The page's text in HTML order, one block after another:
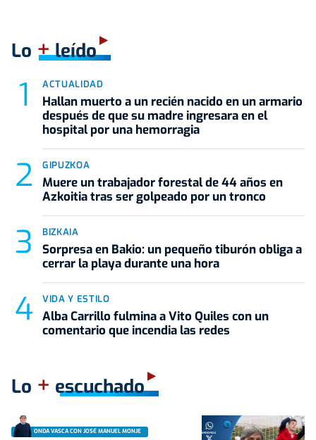
Lo +leído
ACTUALIDAD
Hallan muerto a un recién nacido en un armario
después de que su madre ingresara en el
hospital por una hemorragia
GIPUZKOA
Muere un trabajador forestal de 44 años en
Azkoitia tras ser golpeado por un tronco
BIZKAIA
Sorpresa en Bakio: un pequeño tiburón obliga a
cerrar la playa durante una hora
VIDA Y ESTILO
Alba Carrillo fulmina a Vito Quiles con un
comentario que incendia las redes
Lo + escuchado
ONDA VASCA CON JOSÉ MANUEL MONJE